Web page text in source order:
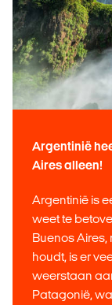
Argentinië
Aires alleen!
Argentinië is
weet te
Buenos Aires,
houdt, is er
weerstaan
Patagonië,